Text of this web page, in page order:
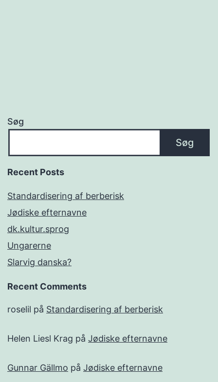
Søg
Søg
Recent Posts
Standardisering af berberisk
Jødiske efternavne
dk.kultur.sprog
Ungarerne
Slarvig danska?
Recent Comments
roselil på Standardisering af berberisk
Helen Liesl Krag på Jødiske efternavne
Gunnar Gällmo på Jødiske efternavne